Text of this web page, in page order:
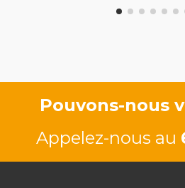
Pouvons-nous
Appelez-nous au